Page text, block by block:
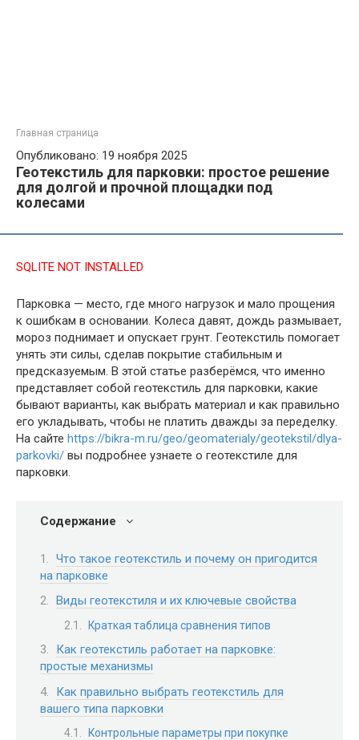
Главная страница
Опубликовано: 19 ноября 2025
Геотекстиль для парковки: простое решение
для долгой и прочной площадки под
колесами
SQLITE NOT INSTALLED
Парковка — место, где много нагрузок и мало прощения
к ошибкам в основании. Колеса давят, дождь размывает,
мороз поднимает и опускает грунт. Геотекстиль помогает
унять эти силы, сделав покрытие стабильным и
предсказуемым. В этой статье разберёмся, что именно
представляет собой геотекстиль для парковки, какие
бывают варианты, как выбрать материал и как правильно
его укладывать, чтобы не платить дважды за переделку.
На сайте https://bikra-m.ru/geo/geomaterialy/geotekstil/dlya-
parkovki/ вы подробнее узнаете о геотекстиле для
парковки.
Содержание
Что такое геотекстиль и почему он пригодится
на парковке
Виды геотекстиля и их ключевые свойства
Краткая таблица сравнения типов
Как геотекстиль работает на парковке:
простые механизмы
Как правильно выбрать геотекстиль для
вашего типа парковки
Контрольные параметры при покупке